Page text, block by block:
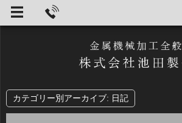
カテゴリー別アーカイブ: 日記